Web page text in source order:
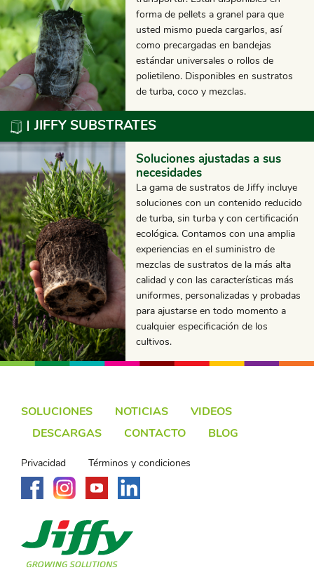
forma de pellets a granel para que
usted mismo pueda cargarlos, así
como precargadas en bandejas
estándar universales o rollos de
polietileno. Disponibles en sustratos
de turba, coco y mezclas.
JIFFY SUBSTRATES
Soluciones ajustadas a sus
necesidades
La gama de sustratos de Jiffy incluye
soluciones con un contenido reducido
de turba, sin turba y con certificación
ecológica. Contamos con una amplia
experiencias en el suministro de
mezclas de sustratos de la más alta
calidad y con las características más
uniformes, personalizadas y probadas
para ajustarse en todo momento a
cualquier especificación de los
cultivos.
SOLUCIONES NOTICIAS
VIDEOS
DESCARGAS
CONTACTO BLOG
Privacidad Términos y condiciones